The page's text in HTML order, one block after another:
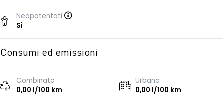
Neopatentati
Sì
Consumi ed emissioni
Combinato
0,00 l/100 km
Urbano
0,00 l/100 km